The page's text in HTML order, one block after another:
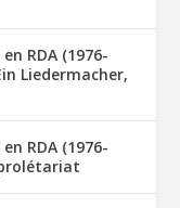
RDA (1976-
Liedermacher,
RDA (1976-